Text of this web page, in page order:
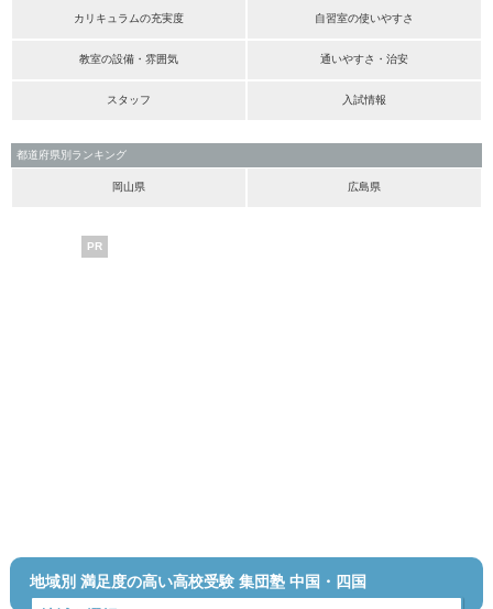
カリキュラムの充実度 自習室の使いやすさ
教室の設備・雰囲気 通いやすさ・治安
スタッフ 入試情報
都道府県別ランキング
岡山県 広島県
PR
地域別 満足度の高い高校受験 集団塾 中国・四国